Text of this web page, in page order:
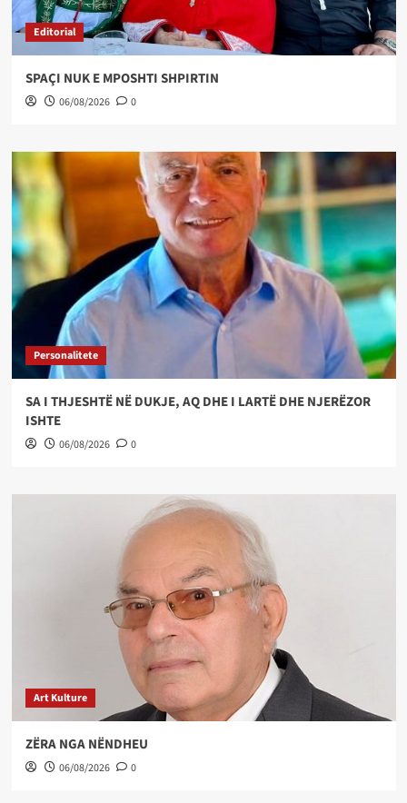
Editorial
SPAÇI NUK E MPOSHTI SHPIRTIN
06/08/2026 0
Personalitete
SA I THJESHTË NË DUKJE, AQ DHE I LARTË DHE NJERËZOR
ISHTE
06/08/2026 0
Art Kulture
ZËRA NGA NËNDHEU
06/08/2026 0